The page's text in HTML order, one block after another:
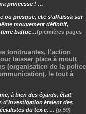
princesse ! …
ou presque, elle s’affaissa sur
mouvement définitif,
terre battue…(premières pages
tonitruantes, l’action
laisser place à moult
(organisation de la police
le tout à
à bien des égards, était
d’investigation étaient des
du texte. ... (p.59)